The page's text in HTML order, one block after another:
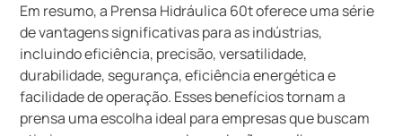
Em resumo, a Prensa Hidráulica 60t oferece uma série
de vantagens significativas para as indústrias,
incluindo eficiência, precisão, versatilidade,
durabilidade, segurança, eficiência energética e
facilidade de operação. Esses benefícios tornam a
prensa uma escolha ideal para empresas que buscam